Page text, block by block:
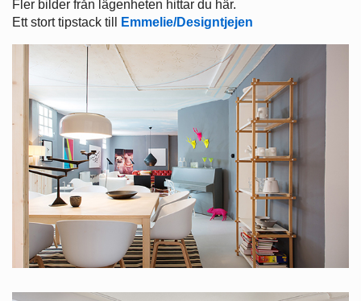
Fler bilder från lägenheten hittar du här.
Ett stort tipstack till
Emmelie/Designtjejen